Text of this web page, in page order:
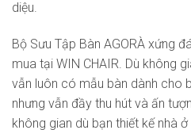
diệu.
Bộ Sưu Tập Bàn AGORÀ xứng
mua tại WIN CHAIR. Dù không
vẫn luôn có mẫu bàn dành cho
nhưng vẫn đầy thu hút và ấn
không gian dù bạn thiết kế nhà